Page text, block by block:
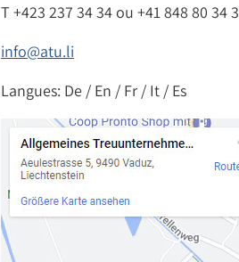
T+423 237 34 34ou+41 848 80 34
info@atu.li
Langues: De / En / Fr / It / Es